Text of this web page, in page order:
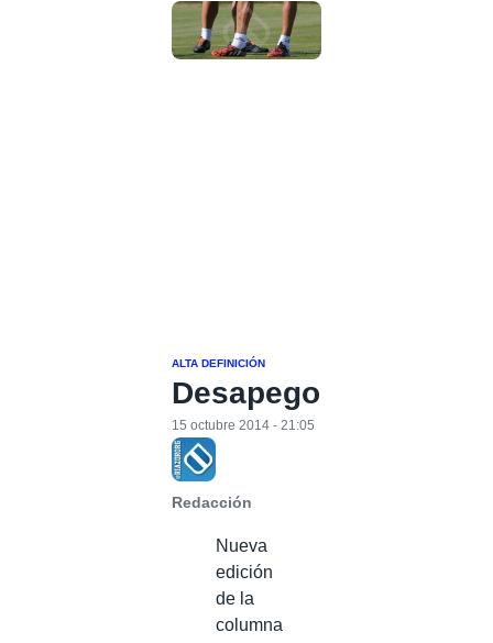
ALTA DEFINICIÓN
Desapego
Redacción
15 octubre 2014 - 21:05
Nueva
edición
de la
columna